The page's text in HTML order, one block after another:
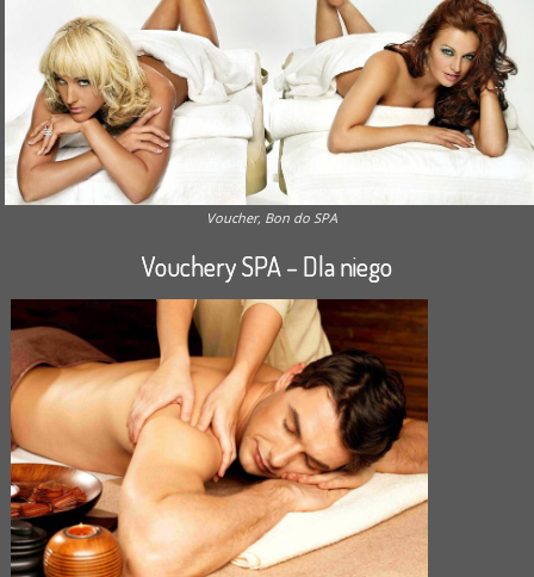
Voucher, Bon do SPA
Vouchery SPA – Dla niego